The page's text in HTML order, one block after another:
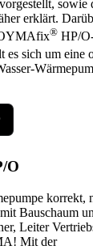
erklärt.
® HP/
es sich um eine
O
korrekt,
Bauschaum
Leiter
Mit der